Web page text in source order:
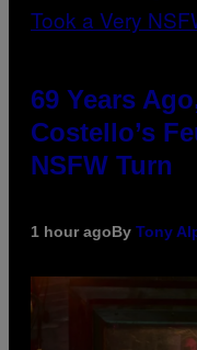
69 Years
Costello’s
NSFW Turn
1 hour agoBy Tony